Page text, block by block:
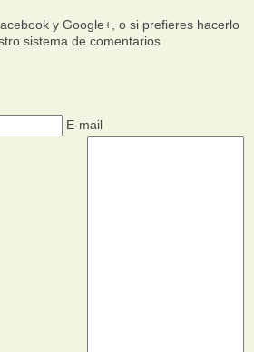
y Google+, o si prefieres hacerlo
sistema de comentarios
E-mail